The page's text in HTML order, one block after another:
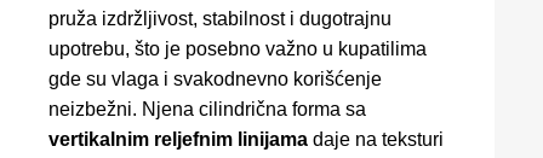
pruža izdržljivost, stabilnost i dugotrajnu
upotrebu, što je posebno važno u kupatilima
gde su vlaga i svakodnevno korišćenje
neizbežni. Njena cilindrična forma sa
vertikalnim reljefnim linijama daje na teksturi